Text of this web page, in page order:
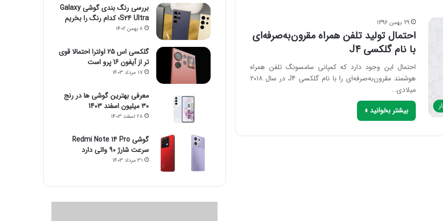
29 بهمن 1396
احتمال تولید تلفن همراه مقرون‌به‌صرفه‌ای
با نام گلکسی J4
احتمال این وجود دارد که کمپانی سامسونگ تلفن همراه
هوشمند مقرون‌به‌صرفه‌ای را با نام گلکسی J4 در سال ۲۰۱۸
میلادی…
بیشتر بخوانید »
بررسی رنگ بندی گوشی Galaxy
S24 Ultra؛ کدام رنگ را بخریم
8 بهمن 1402
گلکسی اس 25 اولترا احتمالا قوی
تر از آیفون 16 پرو است
17 مرداد 1403
معرفی بهترین گوشی ها در رنج
۳۰ میلیون اسفند 1403
28 اسفند 1403
گوشی Redmi Note 14 Pro
سرعت شارژ 90 واتی دارد
31 مرداد 1403